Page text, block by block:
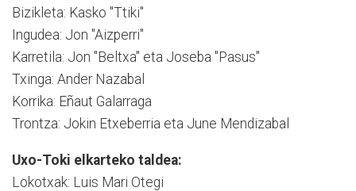
Bizikleta: Kasko "Ttiki"
Ingudea: Jon "Aizperri"
Karretila: Jon "Beltxa" eta Joseba "Pasus"
Txinga: Ander Nazabal
Korrika: Eñaut Galarraga
Trontza: Jokin Etxeberria eta June Mendizabal
Uxo-Toki elkarteko taldea:
Lokotxak: Luis Mari Otegi